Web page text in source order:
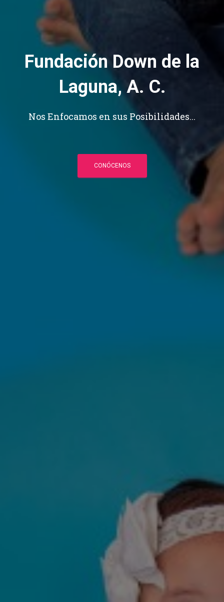
Fundación Down de la
Laguna, A. C.
Nos Enfocamos en sus Posibilidades...
CONÓCENOS